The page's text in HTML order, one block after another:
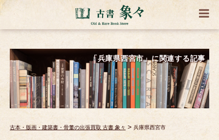
「兵庫県西宮市」に関連する記事
古本・版画・建築書・骨董の出張買取 古書 象々 > 兵庫県西宮市